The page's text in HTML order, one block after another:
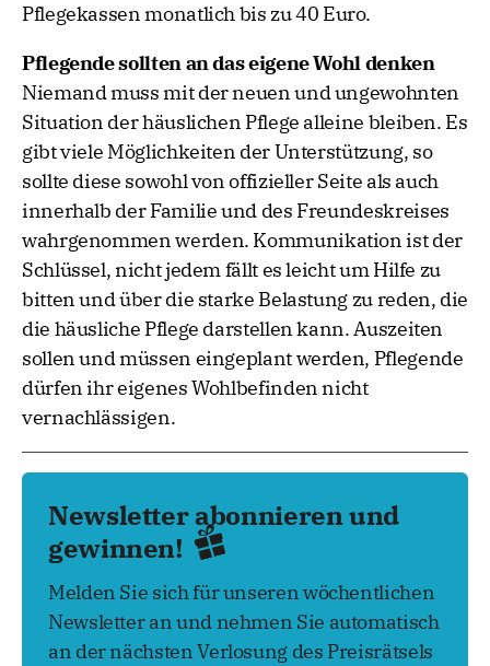
Pflegekassen monatlich bis zu 40 Euro.
Pflegende sollten an das eigene Wohl denken
Niemand muss mit der neuen und ungewohnten
Situation der häuslichen Pflege alleine bleiben. Es
gibt viele Möglichkeiten der Unterstützung, so
sollte diese sowohl von offizieller Seite als auch
innerhalb der Familie und des Freundeskreises
wahrgenommen werden. Kommunikation ist der
Schlüssel, nicht jedem fällt es leicht um Hilfe zu
bitten und über die starke Belastung zu reden, die
die häusliche Pflege darstellen kann. Auszeiten
sollen und müssen eingeplant werden, Pflegende
dürfen ihr eigenes Wohlbefinden nicht
vernachlässigen.
Newsletter abonnieren und
gewinnen!
Melden Sie sich für unseren wöchentlichen
Newsletter an und nehmen Sie automatisch
an der nächsten Verlosung des Preisrätsels